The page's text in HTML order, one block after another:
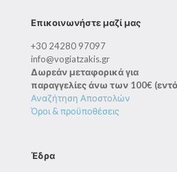
Επικοινωνήστε μαζί μας
+30 24280 97097
info@vogiatzakis.gr
Δωρεάν μεταφορικά για
παραγγελίες άνω των 100€
Αναζήτηση Αποστολών
Όροι & προϋποθέσεις
Έδρα